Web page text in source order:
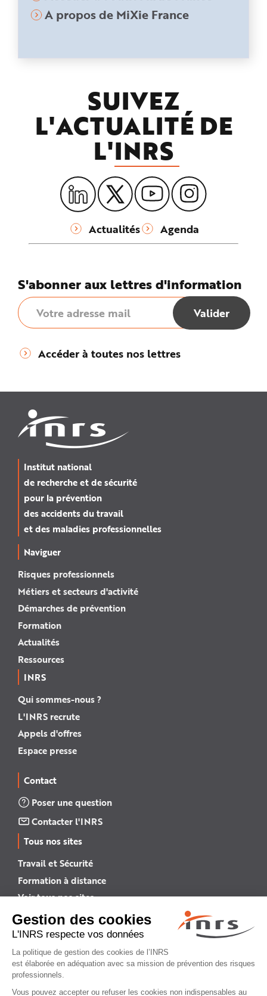
A propos de MiXie France
SUIVEZ
L'ACTUALITÉ DE
L'INRS
Actualités Agenda
S'abonner aux lettres d'information
Accéder à toutes nos lettres
Institut national
de recherche et de sécurité
pour la prévention
des accidents du travail
et des maladies professionnelles
Naviguer
Risques professionnels
Métiers et secteurs d'activité
Démarches de prévention
Formation
Actualités
Ressources
INRS
Qui sommes-nous ?
L'INRS recrute
Appels d'offres
Espace presse
Contact
Poser une question
Contacter l'INRS
Tous nos sites
Travail et Sécurité
Formation à distance
Voir tous nos sites →
INRS English
INRS (english version)